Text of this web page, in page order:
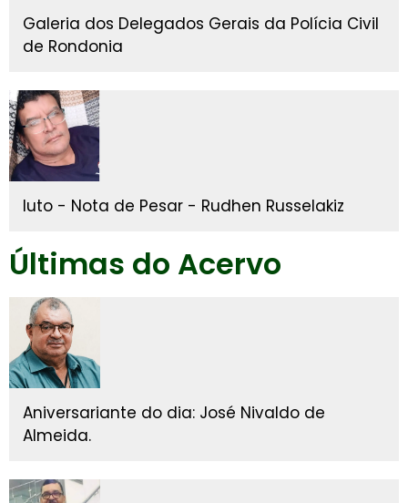
Galeria dos Delegados Gerais da Polícia Civil
de Rondonia
luto - Nota de Pesar - Rudhen Russelakiz
Últimas do Acervo
Aniversariante do dia: José Nivaldo de
Almeida.